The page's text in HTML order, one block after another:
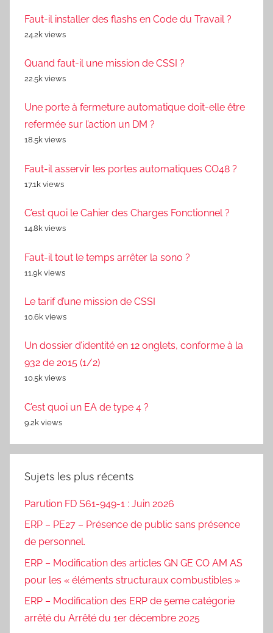
Faut-il installer des flashs en Code du Travail ?
24.2k views
Quand faut-il une mission de CSSI ?
22.5k views
Une porte à fermeture automatique doit-elle être
refermée sur l’action un DM ?
18.5k views
Faut-il asservir les portes automatiques CO48 ?
17.1k views
C’est quoi le Cahier des Charges Fonctionnel ?
14.8k views
Faut-il tout le temps arrêter la sono ?
11.9k views
Le tarif d’une mission de CSSI
10.6k views
Un dossier d’identité en 12 onglets, conforme à la
932 de 2015 (1/2)
10.5k views
C’est quoi un EA de type 4 ?
9.2k views
Sujets les plus récents
Parution FD S61-949-1 : Juin 2026
ERP – PE27 – Présence de public sans présence
de personnel.
ERP – Modification des articles GN GE CO AM AS
pour les « éléments structuraux combustibles »
ERP – Modification des ERP de 5eme catégorie
arrêté du Arrêté du 1er décembre 2025